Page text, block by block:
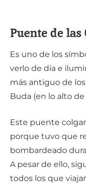
Puente de las
Es uno de los
verlo de día e
más antiguo de
Buda (en lo alto de
Este puente
porque tuvo que
bombardeado
A pesar de ello,
todos los que